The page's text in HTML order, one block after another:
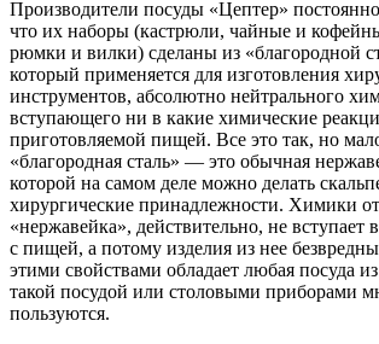
Производители посуды «Цептер»
что их наборы (кастрюли, чайные и
рюмки и вилки) сделаны из «благородной
который применяется для изготовления
инструментов, абсолютно нейтрального
вступающего ни в какие химические
приготовляемой пищей. Все это так, но
«благородная сталь» — это обычная
которой на самом деле можно делать
хирургические принадлежности. Химики
«нержавейка», действительно, не вступает
с пищей, а потому изделия из нее
этими свойствами обладает любая посуда
такой посудой или столовыми приборами
пользуются.